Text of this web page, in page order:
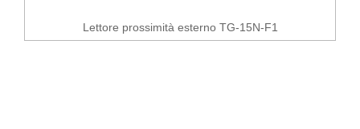
Lettore prossimità esterno TG-15N-F1